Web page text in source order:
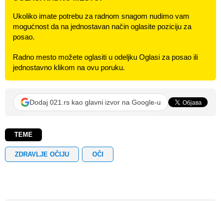
Ukoliko imate potrebu za radnom snagom nudimo vam
mogućnost da na jednostavan način oglasite poziciju za
posao.
Radno mesto možete oglasiti u odeljku Oglasi za posao ili
jednostavno klikom na ovu poruku.
Dodaj 021.rs kao glavni izvor na Google-u
TEME
ZDRAVLJE OČIJU OČI